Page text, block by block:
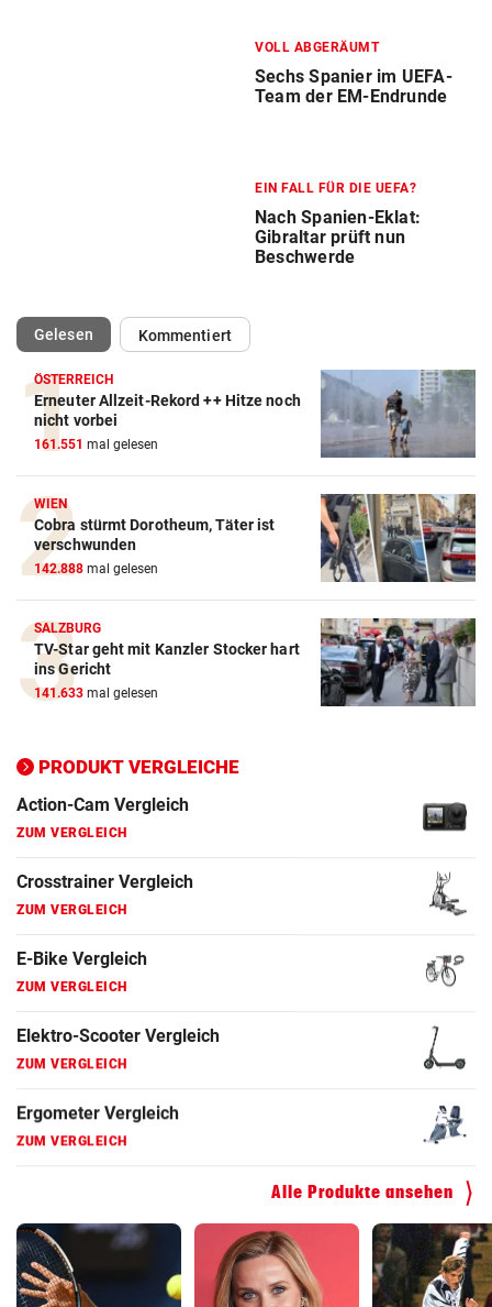
VOLL ABGERÄUMT
Sechs Spanier im UEFA-
Team der EM-Endrunde
EIN FALL FÜR DIE UEFA?
Nach Spanien-Eklat:
Gibraltar prüft nun
Beschwerde
Gelesen(ausgewählt)Kommentiert
ÖSTERREICH
Erneuter Allzeit-Rekord ++ Hitze noch
nicht vorbei
161.551 mal gelesen
WIEN
Cobra stürmt Dorotheum, Täter ist
verschwunden
142.888 mal gelesen
SALZBURG
TV-Star geht mit Kanzler Stocker hart
ins Gericht
141.633 mal gelesen
PRODUKT VERGLEICHE
Action-Cam Vergleich
ZUM VERGLEICH
Crosstrainer Vergleich
ZUM VERGLEICH
Elektro-Scooter Vergleich
ZUM VERGLEICH
Ergometer Vergleich
ZUM VERGLEICH
Fahrrad Test
ZUM VERGLEICH
Fahrradanhänger Vergleich
ZUM VERGLEICH
Faszienrolle Vergleich
ZUM VERGLEICH
Kinderfahrrad Vergleich
ZUM VERGLEICH
Alle Produkte ansehen